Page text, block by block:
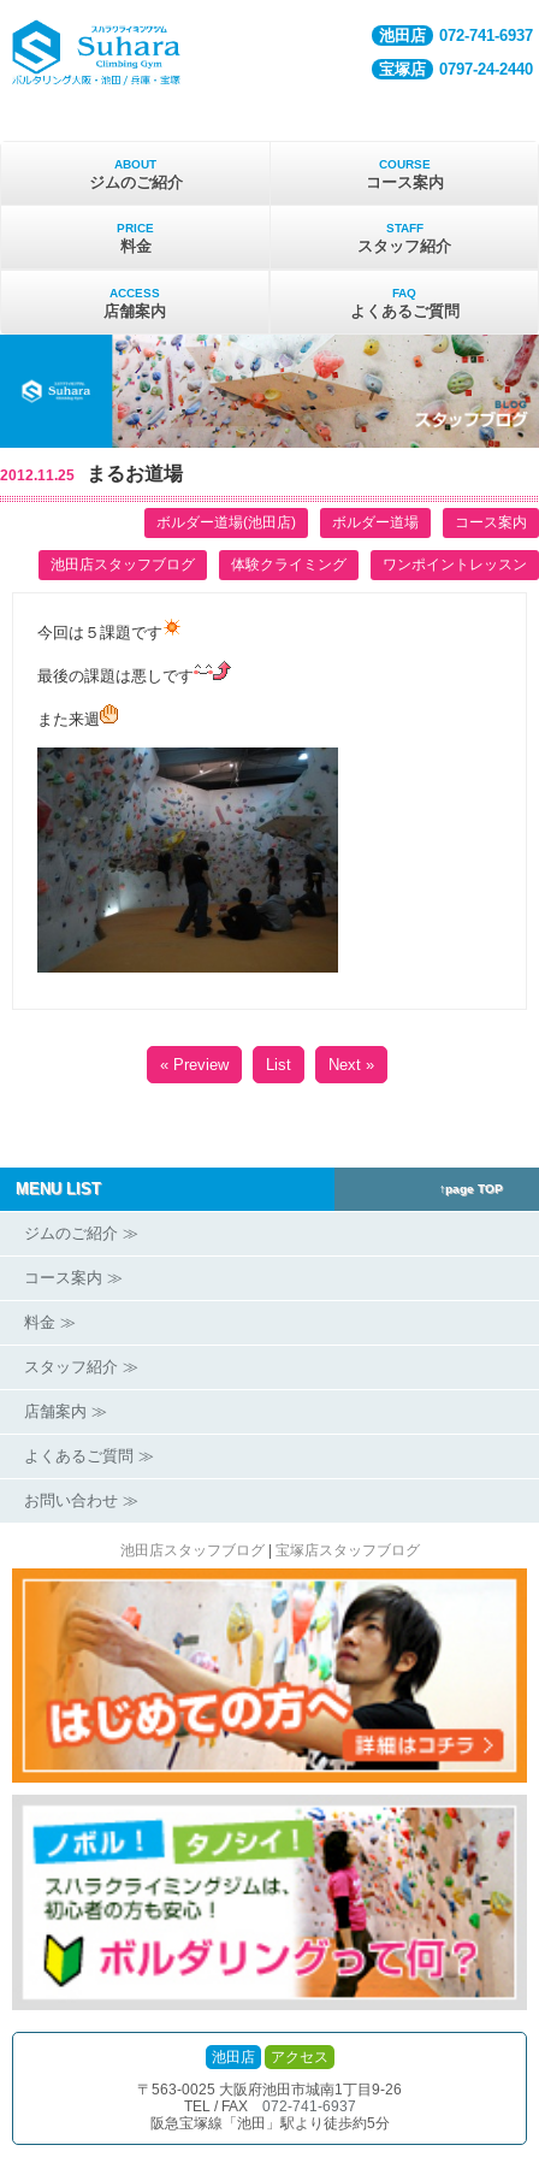
池田店
072-741-6937
宝塚店
0797-24-2440
ABOUT
ジムのご紹介
COURSE
コース案内
PRICE
料金
STAFF
スタッフ紹介
ACCESS
店舗案内
FAQ
よくあるご質問
2012.11.25 まるお道場
コース案内
ボルダー道場
ボルダー道場(池田店)
ワンポイントレッスン
体験クライミング
池田店スタッフブログ
今回は５課題です
最後の課題は悪しです
また来週
« Preview List Next »
MENU LIST ↑page TOP
ジムのご紹介 ≫
コース案内 ≫
料金 ≫
スタッフ紹介 ≫
店舗案内 ≫
よくあるご質問 ≫
お問い合わせ ≫
池田店スタッフブログ| 宝塚店スタッフブログ
池田店
アクセス
〒563-0025 大阪府池田市城南1丁目9-26
TEL / FAX 072-741-6937
阪急宝塚線「池田」駅より徒歩約5分